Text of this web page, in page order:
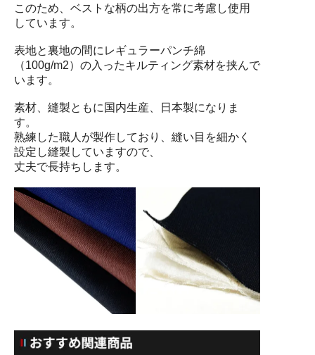
このため、ベストな柄の出方を常に考慮し使用
しています。
表地と裏地の間にレギュラーパンチ綿
（100g/m2）の入ったキルティング素材を挟んで
います。
素材、縫製ともに国内生産、日本製になりま
す。
熟練した職人が製作しており、縫い目を細かく
設定し縫製していますので、
丈夫で長持ちします。